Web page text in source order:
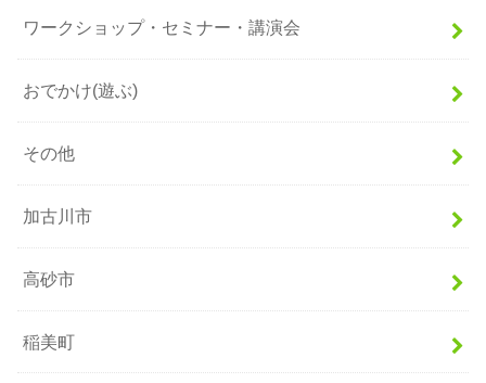
ワークショップ・セミナー・講演会
おでかけ(遊ぶ)
その他
加古川市
高砂市
稲美町